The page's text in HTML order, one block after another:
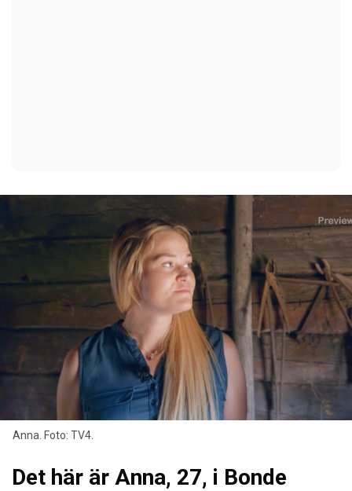
Anna. Foto: TV4.
Det här är Anna, 27, i Bonde